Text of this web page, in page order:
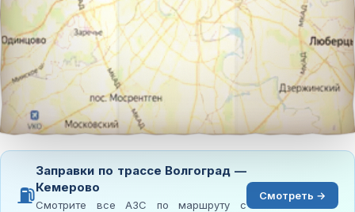
⛽
Заправки по трассе Волгоград —
Кемерово
Смотрите все АЗС по маршруту с
Смотреть →